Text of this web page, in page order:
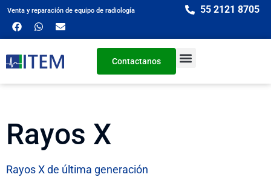
Venta y reparación de equipo de radiología 55 2121 8705
Contactanos
Rayos X
Rayos X de última generación